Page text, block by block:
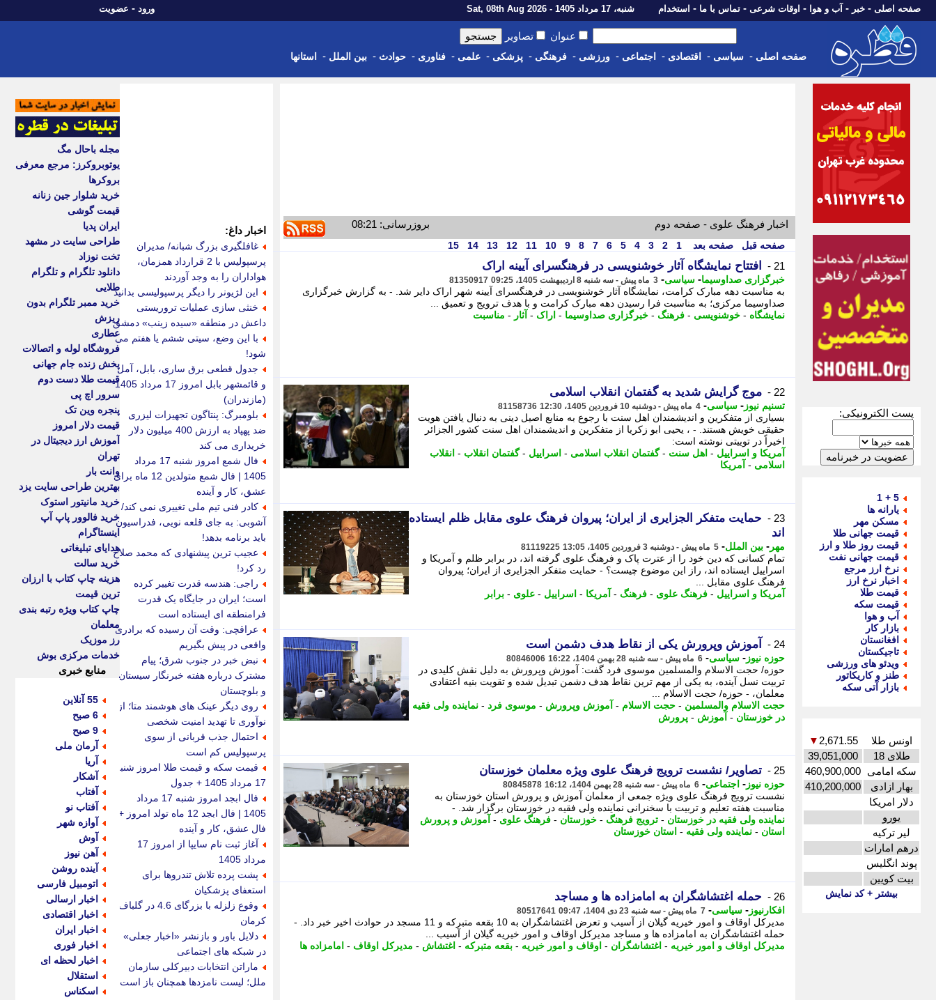
صفحه اصلی - خبر - آب و هوا - اوقات شرعی - تماس با ما - استخدام شنبه، 17 مرداد 1405 - Sat, 08th Aug 2026 ورود - عضویت
عنوان تصاویر
صفحه اصلی - سیاسی - اقتصادی - اجتماعی - ورزشی - فرهنگی - پزشکی - علمی - فناوری - حوادث - بین الملل - استانها
پست الکترونیکی:
5 + 1
یارانه ها
مسکن مهر
قیمت جهانی طلا
قیمت روز طلا و ارز
قیمت جهانی نفت
نرخ ارز مرجع
اخبار نرخ ارز
قیمت طلا
قیمت سکه
آب و هوا
بازار کار
افغانستان
تاجیکستان
ویدئو های ورزشی
طنز و کاریکاتور
بازار آتی سکه
اونس طلا 2,671.55
▼
طلای 18
39,051,000
سکه امامی 460,900,000
بهار ازادی
410,200,000
دلار امریکا
یورو
لیر ترکیه
درهم امارات
پوند انگلیس
بیت کویین
بیشتر + کد نمایش
اخبار فرهنگ علوی - صفحه دوم بروزرسانی: 08:21
صفحه قبل صفحه بعد 1
2
3
4
5
6
7
8
9
10
11
12
13
14
15
21 - افتتاح نمایشگاه آثار خوشنویسی در فرهنگسرای آیینه اراک
خبرگزاری صداوسیما- سیاسی- 3 ماه پیش - سه شنبه 8 اردیبهشت 1405، 09:25 81350917
به مناسبت دهه مبارک کرامت، نمایشگاه آثار خوشنویسی در فرهنگسرای آیینه شهر اراک دایر شد. - به گزارش خبرگزاری
صداوسیما مرکزی؛ به مناسبت فرا رسیدن دهه مبارک کرامت و با هدف ترویج و تعمیق ...
نمایشگاه - خوشنویسی - فرهنگ - خبرگزاری صداوسیما - اراک - آثار - مناسبت
22 - موج گرایش شدید به گفتمان انقلاب اسلامی
تسنیم نیوز - سیاسی- 4 ماه پیش - دوشنبه 10 فروردین 1405، 12:30 81158736
بسیاری از متفکرین و اندیشمندان اهل سنت با رجوع به منابع اصیل دینی به دنبال یافتن هویت
حقیقی خویش هستند. - ، یحیی ابو زکریا از متفکرین و اندیشمندان اهل سنت کشور الجزائر
اخیراً در توییتی نوشته است:
آمریکا و اسراییل - اهل سنت -گفتمان انقلاب اسلامی - اسراییل -گفتمان انقلاب - انقلاب
اسلامی - آمریکا
23 -
حمایت متفکر الجزایری از ایران؛ پیروان فرهنگ علوی مقابل ظلم ایستاده
اند
مهر - بین الملل- 5 ماه پیش - دوشنبه 3 فروردین 1405، 13:05 81119225
تمام کسانی که دین خود را از عترت پاک و فرهنگ علوی گرفته اند، در برابر ظلم و آمریکا و
اسراییل ایستاده اند، راز این موضوع چیست؟ - حمایت متفکر الجزایری از ایران؛ پیروان
فرهنگ علوی مقابل ...
آمریکا و اسراییل - فرهنگ علوی - فرهنگ - آمریکا - اسراییل - علوی - برابر
24 - آموزش وپرورش یکی از نقاط هدف دشمن است
حوزه نیوز - سیاسی- 6 ماه پیش - سه شنبه 28 بهمن 1404، 16:22 80846006
حوزه/ حجت الاسلام والمسلمین موسوی فرد گفت: آموزش وپرورش به دلیل نقش کلیدی در
تربیت نسل آینده، به یکی از مهم ترین نقاط هدف دشمن تبدیل شده و تقویت بنیه اعتقادی
معلمان، - حوزه/ حجت الاسلام ...
حجت الاسلام والمسلمین - حجت الاسلام - آموزش وپرورش - موسوی فرد - نماینده ولی فقیه
در خوزستان - آموزش - پرورش
25 - تصاویر/ نشست ترویج فرهنگ علوی ویژه معلمان خوزستان
حوزه نیوز - اجتماعی- 6 ماه پیش - سه شنبه 28 بهمن 1404، 16:12 80845878
نشست ترویج فرهنگ علوی ویژه جمعی از معلمان آموزش و پرورش استان خوزستان به
مناسبت هفته تعلیم و تربیت با سخنرانی نماینده ولی فقیه در خوزستان برگزار شد. -
نماینده ولی فقیه در خوزستان - ترویج فرهنگ - خوزستان - فرهنگ علوی - آموزش و پرورش
استان - نماینده ولی فقیه - استان خوزستان
26 - حمله اغتشاشگران به امامزاده ها و مساجد
افکارنیوز - سیاسی- 7 ماه پیش - سه شنبه 23 دی 1404، 09:47 80517641
مدیرکل اوقاف و امور خیریه گیلان از آسیب و تعرض اغتشاشگران به 10 بقعه متبرکه و 11 مسجد در حوادث اخیر خبر داد. -
حمله اغتشاشگران به امامزاده ها و مساجد مدیرکل اوقاف و امور خیریه گیلان از آسیب ...
مدیرکل اوقاف و امور خیریه - اغتشاشگران - اوقاف و امور خیریه - بقعه متبرکه - اغتشاش - مدیرکل اوقاف - امامزاده ها
اخبار داغ:
غافلگیری بزرگ شبانه/ مدیران
پرسپولیس با 2 قرارداد همزمان،
هواداران را به وجد آوردند
این لژیونر را دیگر پرسپولیسی بدانید
خنثی سازی عملیات تروریستی
داعش در منطقه «سیده زینب» دمشق
با این وضع، سیتی ششم یا هفتم می
شود!
جدول قطعی برق ساری، بابل، آمل
و قائمشهر بابل امروز 17 مرداد 1405
(مازندران)
بلومبرگ: پنتاگون تجهیزات لیزری
ضد پهپاد به ارزش 400 میلیون دلار
خریداری می کند
فال شمع امروز شنبه 17 مرداد
1405 | فال شمع متولدین 12 ماه برای
عشق، کار و آینده
کادر فنی تیم ملی تغییری نمی کند/
آشوبی: به جای قلعه نویی، فدراسیون
باید برنامه بدهد!
عجیب ترین پیشنهادی که محمد صلاح
رد کرد!
راجی: هندسه قدرت تغییر کرده
است؛ ایران در جایگاه یک قدرت
فرامنطقه ای ایستاده است
عراقچی: وقت آن رسیده که برادری
واقعی در پیش بگیریم
نبض خبر در جنوب شرق؛ پیام
مشترک درباره هفته خبرنگار سیستان
و بلوچستان
روی دیگر عینک های هوشمند متا؛ از
نوآوری تا تهدید امنیت شخصی
احتمال جذب قربانی از سوی
پرسپولیس کم است
قیمت سکه و قیمت طلا امروز شنبه
17 مرداد 1405 + جدول
فال ابجد امروز شنبه 17 مرداد
1405 | فال ابجد 12 ماه تولد امروز +
فال عشق، کار و آینده
آغاز ثبت نام سایپا از امروز 17
مرداد 1405
پشت پرده تلاش تندروها برای
استعفای پزشکیان
وقوع زلزله با بزرگای 4.6 در گلباف
کرمان
دلایل باور و بازنشر «اخبار جعلی»
در شبکه های اجتماعی
ماراتن انتخابات دبیرکلی سازمان
ملل؛ لیست نامزدها همچنان باز است
مجله باحال مگ
یوتوبروکرز: مرجع معرفی
بروکرها
خرید شلوار جین زنانه
قیمت گوشی
ایران پدیا
طراحی سایت در مشهد
تخت نوزاد
دانلود تلگرام و تلگرام
طلایی
خرید ممبر تلگرام بدون
ریزش
عطاری
فروشگاه لوله و اتصالات
پخش زنده جام جهانی
قیمت طلا دست دوم
سرور اچ پی
پنجره وین تک
قیمت دلار امروز
آموزش ارز دیجیتال در
تهران
وانت بار
بهترین طراحی سایت یزد
خرید مانیتور استوک
خرید فالوور پاپ آپ
اینستاگرام
هدایای تبلیغاتی
خرید سالت
هزینه چاپ کتاب با ارزان
ترین قیمت
چاپ کتاب ویژه رتبه بندی
معلمان
رز موزیک
خدمات مرکزی بوش
منابع خبری
55 آنلاین
6 صبح
9 صبح
آرمان ملی
آریا
آشکار
آفتاب
آفتاب نو
آوازه شهر
آوش
آهن نیوز
آینده روشن
اتومبیل فارسی
اخبار ارسالی
اخبار اقتصادی
اخبار ایران
اخبار فوری
اخبار لحظه ای
استقلال
اسکناس